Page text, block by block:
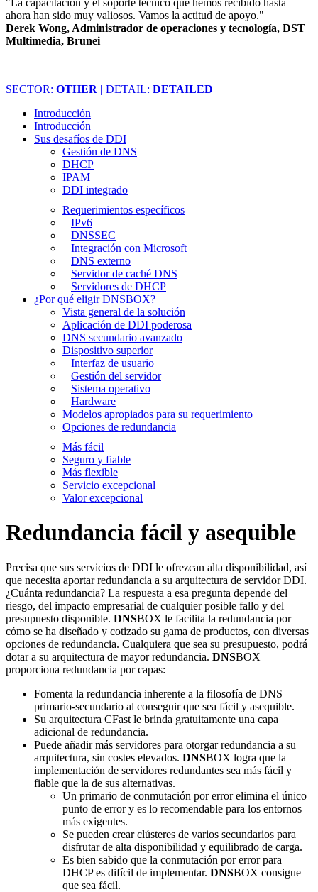
"La capacitación y el soporte técnico que hemos recibido hasta
ahora han sido muy valiosos. Vamos la actitud de apoyo."
Derek Wong, Administrador de operaciones y tecnología, DST
Multimedia, Brunei
SECTOR: OTHER | DETAIL: DETAILED
Introducción
Introducción
Sus desafíos de DDI
Gestión de DNS
DHCP
IPAM
DDI integrado
Requerimientos específicos
IPv6
DNSSEC
Integración con Microsoft
DNS externo
Servidor de caché DNS
Servidores de DHCP
¿Por qué eligir DNSBOX?
Vista general de la solución
Aplicación de DDI poderosa
DNS secundario avanzado
Dispositivo superior
Interfaz de usuario
Gestión del servidor
Sistema operativo
Hardware
Modelos apropiados para su requerimiento
Opciones de redundancia
Más fácil
Seguro y fiable
Más flexible
Servicio excepcional
Valor excepcional
Redundancia fácil y asequible
Precisa que sus servicios de DDI le ofrezcan alta disponibilidad, así
que necesita aportar redundancia a su arquitectura de servidor DDI.
¿Cuánta redundancia? La respuesta a esa pregunta depende del
riesgo, del impacto empresarial de cualquier posible fallo y del
presupuesto disponible. DNSBOX le facilita la redundancia por
cómo se ha diseñado y cotizado su gama de productos, con diversas
opciones de redundancia. Cualquiera que sea su presupuesto, podrá
dotar a su arquitectura de mayor redundancia. DNSBOX
proporciona redundancia por capas:
Fomenta la redundancia inherente a la filosofía de DNS
primario-secundario al conseguir que sea fácil y asequible.
Su arquitectura CFast le brinda gratuitamente una capa
adicional de redundancia.
Puede añadir más servidores para otorgar redundancia a su
arquitectura, sin costes elevados. DNSBOX logra que la
implementación de servidores redundantes sea más fácil y
fiable que la de sus alternativas.
Un primario de conmutación por error elimina el único
punto de error y es lo recomendable para los entornos
más exigentes.
Se pueden crear clústeres de varios secundarios para
disfrutar de alta disponibilidad y equilibrado de carga.
Es bien sabido que la conmutación por error para
DHCP es difícil de implementar. DNSBOX consigue
que sea fácil.